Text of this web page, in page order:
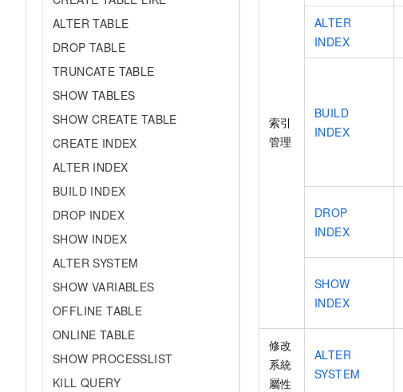
ALTER TABLE
DROP TABLE
TRUNCATE TABLE
SHOW TABLES
SHOW CREATE TABLE
CREATE INDEX
ALTER INDEX
BUILD INDEX
DROP INDEX
SHOW INDEX
ALTER SYSTEM
SHOW VARIABLES
OFFLINE TABLE
ONLINE TABLE
SHOW PROCESSLIST
KILL QUERY
索引
管理
ALTER
INDEX
BUILD
INDEX
DROP
INDEX
SHOW
INDEX
修改
系統
屬性
ALTER
SYSTEM